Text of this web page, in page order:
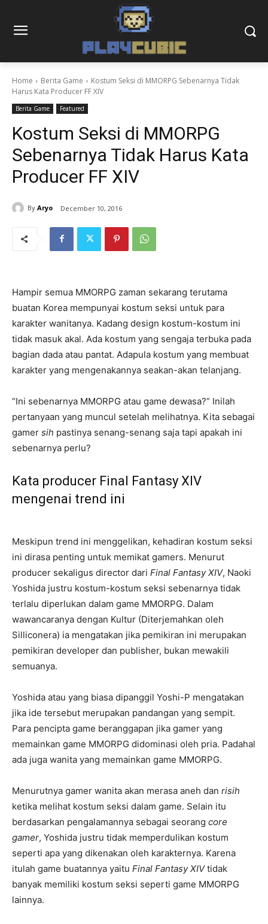
Home Berita Game
Kostum Seksi di MMORPG Sebenarnya Tidak
Harus Kata Producer FF XIV
Berita Game Featured
Kostum Seksi di MMORPG
Sebenarnya Tidak Harus Kata
Producer FF XIV
By Aryo December 10, 2016
Hampir semua MMORPG zaman sekarang terutama
buatan Korea mempunyai kostum seksi untuk para
karakter wanitanya. Kadang design kostum-kostum ini
tidak masuk akal. Ada kostum yang sengaja terbuka pada
bagian dada atau pantat. Adapula kostum yang membuat
karakter yang mengenakannya seakan-akan telanjang.
“Ini sebenarnya MMORPG atau game dewasa?” Inilah
pertanyaan yang muncul setelah melihatnya. Kita sebagai
gamer sih pastinya senang-senang saja tapi apakah ini
sebenarnya perlu?
Kata producer Final Fantasy XIV
mengenai trend ini
Meskipun trend ini menggelikan, kehadiran kostum seksi
ini dirasa penting untuk memikat gamers. Menurut
producer sekaligus director dari Final Fantasy XIV, Naoki
Yoshida justru kostum-kostum seksi sebenarnya tidak
terlalu diperlukan dalam game MMORPG. Dalam
wawancaranya dengan Kultur (Diterjemahkan oleh
Silliconera) ia mengatakan jika pemikiran ini merupakan
pemikiran developer dan publisher, bukan mewakili
semuanya.
Yoshida atau yang biasa dipanggil Yoshi-P mengatakan
jika ide tersebut merupakan pandangan yang sempit.
Para pencipta game beranggapan jika gamer yang
memainkan game MMORPG didominasi oleh pria. Padahal
ada juga wanita yang memainkan game MMORPG.
Menurutnya gamer wanita akan merasa aneh dan risih
ketika melihat kostum seksi dalam game. Selain itu
berdasarkan pengalamannya sebagai seorang core
gamer, Yoshida justru tidak memperdulikan kostum
seperti apa yang dikenakan oleh karakternya. Karena
itulah game buatannya yaitu Final Fantasy XIVtidak
banyak memiliki kostum seksi seperti game MMORPG
lainnya.